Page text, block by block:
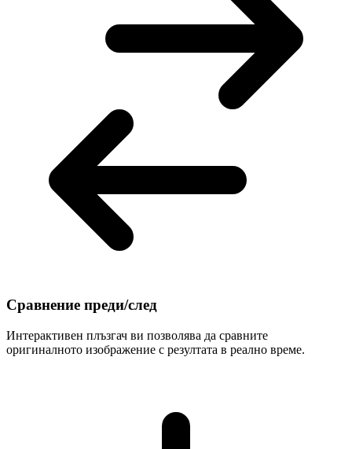
Сравнение преди/след
Интерактивен плъзгач ви позволява да сравните
оригиналното изображение с резултата в реално време.